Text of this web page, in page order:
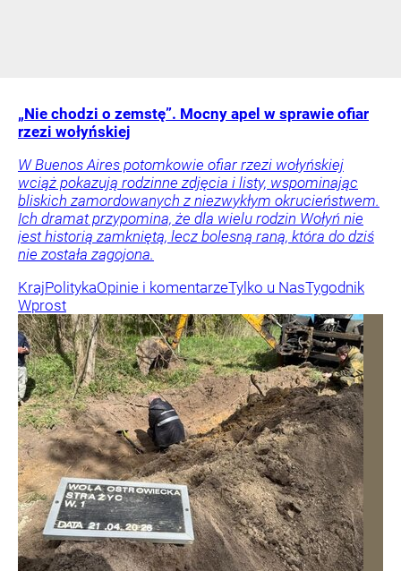
„Nie chodzi o zemstę”. Mocny apel w sprawie ofiar
rzezi wołyńskiej
W Buenos Aires potomkowie ofiar rzezi wołyńskiej
wciąż pokazują rodzinne zdjęcia i listy, wspominając
bliskich zamordowanych z niezwykłym okrucieństwem.
Ich dramat przypomina, że dla wielu rodzin Wołyń nie
jest historią zamkniętą, lecz bolesną raną, która do dziś
nie została zagojona.
KrajPolitykaOpinie i komentarzeTylko u NasTygodnik
Wprost